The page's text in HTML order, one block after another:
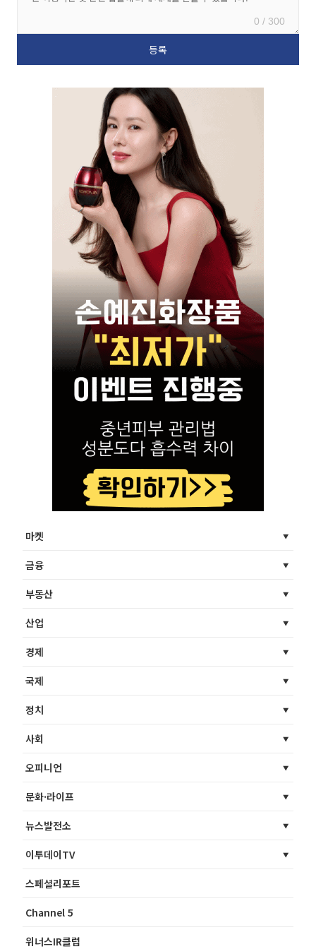
0 / 300
마켓
금융
부동산
산업
경제
국제
정치
사회
오피니언
문화·라이프
뉴스발전소
이투데이TV
스페셜리포트
Channel 5
위너스IR클럽